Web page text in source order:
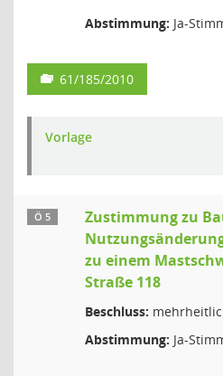
Abstimmung: Ja-
61/185/2010
Vorlage
Ö 5
Zustimmung zu
zu einem
Straße 118
Beschluss:
Abstimmung: Ja-